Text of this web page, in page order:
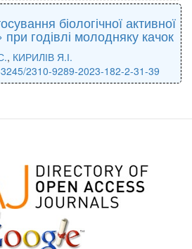
біологічної активної
годівлі молодняку качок
, КИРИЛІВ Я.І.
2310-9289-2023-182-2-31-39